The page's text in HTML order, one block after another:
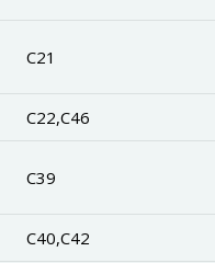
C21
C22,C46
C39
C40,C42